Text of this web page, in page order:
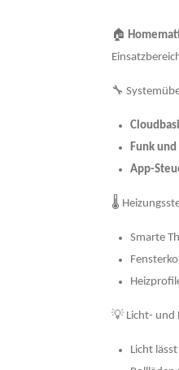
🏠
🔧
Funk und
App-
🌡️
Smarte
💡 Licht- und
Licht